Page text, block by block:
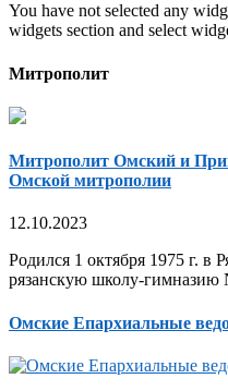
You have not selected any
widgets section and select
Митрополит
Митрополит Омский и
Омской митрополии
12.10.2023
Родился 1 октября 1975 г. в
рязанскую школу-гимназию
Омские Епархиальные